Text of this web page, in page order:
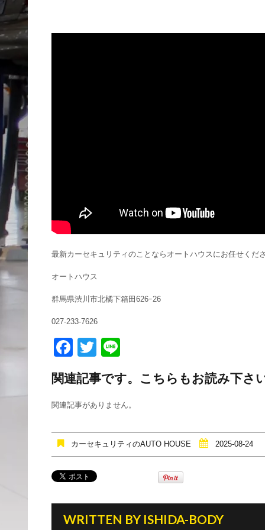
最新カーセキュリティのことならオートハウスにお任せくだ
オートハウス
群馬県渋川市北橘下箱田626ｰ26
027-233-7626
F
a
c
e
o
o
k
T
tt
er
e
関連記事です。こちらもお読み下さ
関連記事がありません。
カーセキュリティのAUTO HOUSE 2025-08-24
WRITTEN BY ISHIDA-BODY